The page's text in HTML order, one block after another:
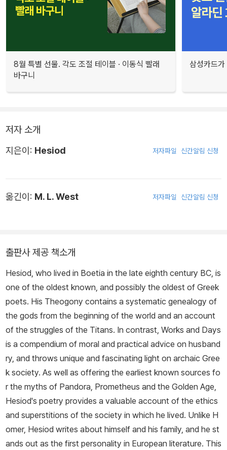
8월 특별 선물. 각도 조절 테이블 · 이동식 빨래
바구니
삼성카드
저자 소개
지은이: Hesiod 저자파일 신간알림 신청
옮긴이: M. L. West 저자파일 신간알림 신청
출판사 제공 책소개
Hesiod, who lived in Boetia in the late eighth century BC, is
one of the oldest known, and possibly the oldest of Greek
poets. His Theogony contains a systematic genealogy of
the gods from the beginning of the world and an account
of the struggles of the Titans. In contrast, Works and Days
is a compendium of moral and practical advice on husband
ry, and throws unique and fascinating light on archaic Gree
k society. As well as offering the earliest known sources fo
r the myths of Pandora, Prometheus and the Golden Age,
Hesiod's poetry provides a valuable account of the ethics
and superstitions of the society in which he lived. Unlike H
omer, Hesiod writes about himself and his family, and he st
ands out as the first personality in European literature. This